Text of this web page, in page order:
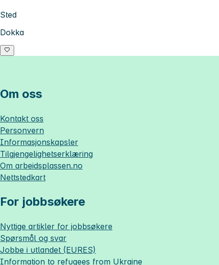
Sted
Dokka
Om oss
Kontakt oss
Personvern
Informasjonskapsler
Tilgjengelighetserklæring
Om arbeidsplassen.no
Nettstedkart
For jobbsøkere
Nyttige artikler for jobbsøkere
Spørsmål og svar
Jobbe i utlandet (EURES)
Information to refugees from Ukraine